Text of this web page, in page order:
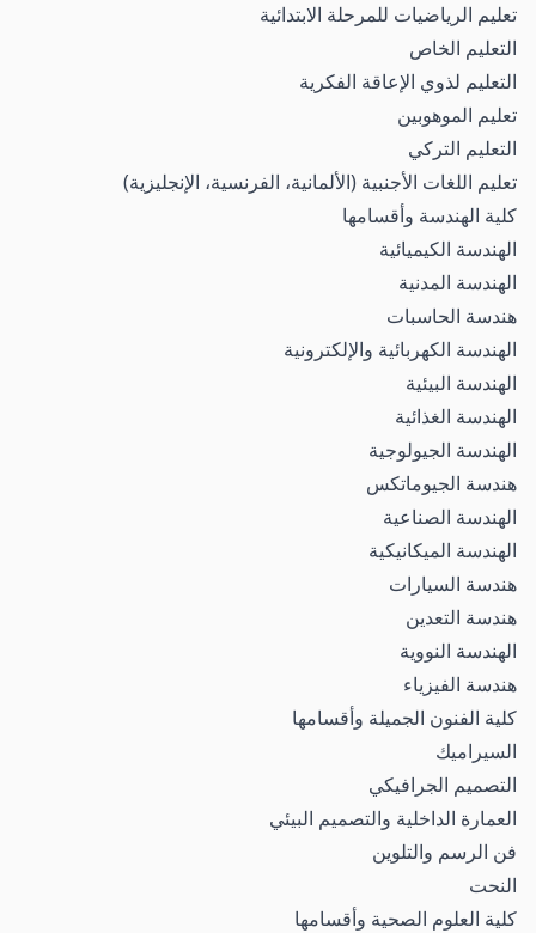
تعليم الرياضيات للمرحلة الابتدائية
التعليم الخاص
التعليم لذوي الإعاقة الفكرية
تعليم الموهوبين
التعليم التركي
تعليم اللغات الأجنبية (الألمانية، الفرنسية، الإنجليزية)
كلية الهندسة وأقسامها
الهندسة الكيميائية
الهندسة المدنية
هندسة الحاسبات
الهندسة الكهربائية والإلكترونية
الهندسة البيئية
الهندسة الغذائية
الهندسة الجيولوجية
هندسة الجيوماتكس
الهندسة الصناعية
الهندسة الميكانيكية
هندسة السيارات
هندسة التعدين
الهندسة النووية
هندسة الفيزياء
كلية الفنون الجميلة وأقسامها
السيراميك
التصميم الجرافيكي
العمارة الداخلية والتصميم البيئي
فن الرسم والتلوين
النحت
كلية العلوم الصحية وأقسامها